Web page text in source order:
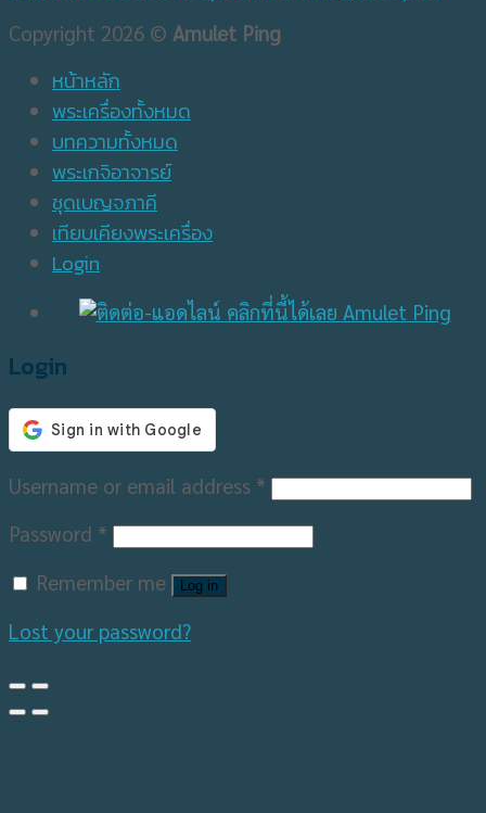
Copyright 2026 © Amulet Ping
หน้าหลัก
พระเครื่องทั้งหมด
บทความทั้งหมด
พระเกจิอาจารย์
ชุดเบญจภาคี
เทียบเคียงพระเครื่อง
Login
Login
Username or email address *
Password *
Remember me
Log in
Lost your password?